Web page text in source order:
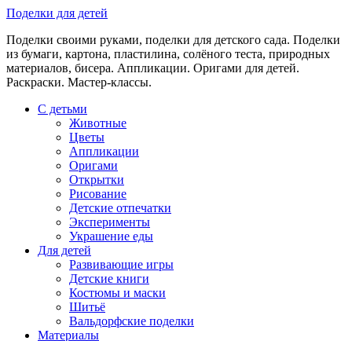
Skip
content
Поделки для детей
Поделки своими руками, поделки для детского сада. Поделки
из бумаги, картона, пластилина, солёного теста, природных
материалов, бисера. Аппликации. Оригами для детей.
Раскраски. Мастер-классы.
С детьми
Животные
Цветы
Аппликации
Оригами
Открытки
Рисование
Детские отпечатки
Эксперименты
Украшение еды
Для детей
Развивающие игры
Детские книги
Костюмы и маски
Шитьё
Вальдорфские поделки
Материалы